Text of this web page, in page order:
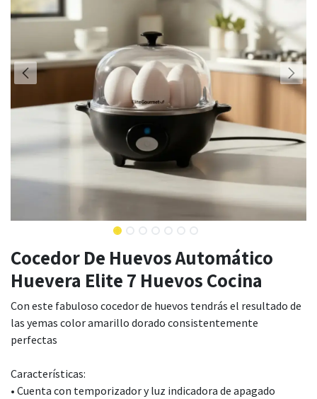
Cocedor De Huevos Automático
Huevera Elite 7 Huevos Cocina
Con este fabuloso cocedor de huevos tendrás el resultado de
las yemas color amarillo dorado consistentemente
perfectas
Características:
• Cuenta con temporizador y luz indicadora de apagado